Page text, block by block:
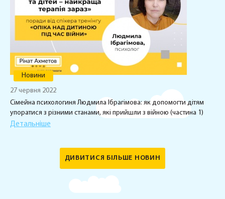
Новини
27 червня 2022
Сімейна психологиня Людмила Ібрагімова: як допомогти дітям
упоратися з різними станами, які прийшли з війною (частина 1)
Детальніше
ДИВИТИСЯ БІЛЬШЕ НОВИН